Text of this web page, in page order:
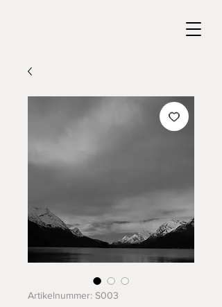
Artikelnummer: S003